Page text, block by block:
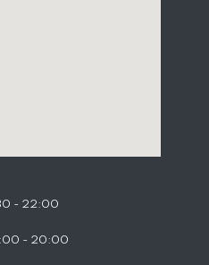
- 22:00
- 20:00